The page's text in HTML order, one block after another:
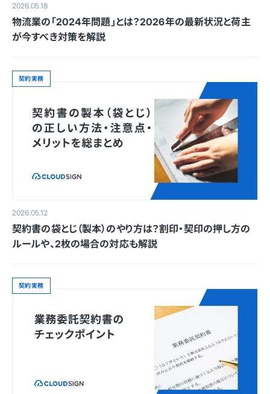
2026.05.18
物流業の「2024年問題」とは？2026年の最新状況と荷主
が今すべき対策を解説
契約実務
2026.05.12
契約書の袋とじ（製本）のやり方は？割印・契印の押し方の
ルールや、2枚の場合の対応も解説
契約実務